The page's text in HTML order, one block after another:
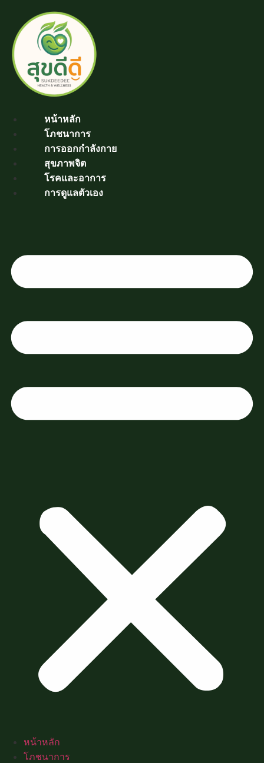
content
หน้าหลัก
โภชนาการ
การออกกำลังกาย
สุขภาพจิต
โรคและอาการ
การดูแลตัวเอง
หน้าหลัก
โภชนาการ